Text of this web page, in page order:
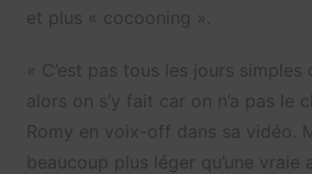
et plus « cocooning ».
« C’est pas tous les jours simples
alors on s’y fait car on n’a pas le
Romy en voix-off dans sa vidéo.
beaucoup plus léger qu’une vraie